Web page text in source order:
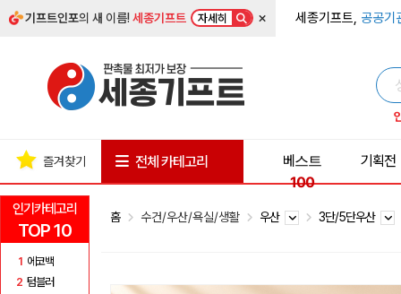
기프트인포의 새 이름!세종기프트 자세히 × 세종기프트, 공공기
인기카테고리
TOP 10
1 에코백
2 텀블러
즐겨찾기 전체 카테고리
베스트
100
기획전
홈 수건/우산/욕실/생활 우산 3단/5단우산